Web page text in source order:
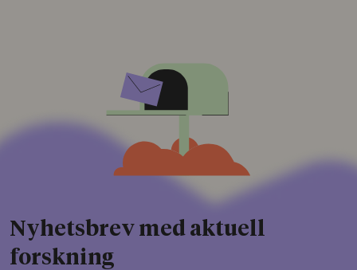
Nyhetsbrev med aktuell
forskning